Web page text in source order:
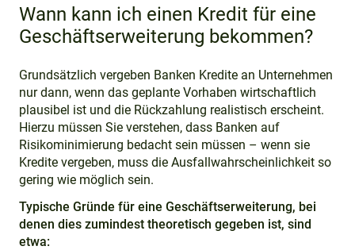
Wann kann ich einen Kredit für eine
Geschäftserweiterung bekommen?
Grundsätzlich vergeben Banken Kredite an Unternehmen
nur dann, wenn das geplante Vorhaben wirtschaftlich
plausibel ist und die Rückzahlung realistisch erscheint.
Hierzu müssen Sie verstehen, dass Banken auf
Risikominimierung bedacht sein müssen – wenn sie
Kredite vergeben, muss die Ausfallwahrscheinlichkeit so
gering wie möglich sein.
Typische Gründe für eine Geschäftserweiterung, bei
denen dies zumindest theoretisch gegeben ist, sind
etwa: